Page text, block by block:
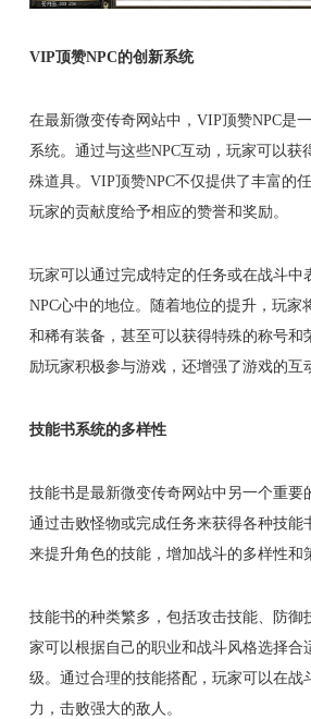
VIP顶赞NPC的创新系统
在最新微变传奇网站中，VIP顶赞NPC是
系统。通过与这些NPC互动，玩家可以获
殊道具。VIP顶赞NPC不仅提供了丰富的
玩家的贡献度给予相应的赞誉和奖励。
玩家可以通过完成特定的任务或在战斗中
NPC心中的地位。随着地位的提升，玩家
和稀有装备，甚至可以获得特殊的称号和
励玩家积极参与游戏，还增强了游戏的互
技能书系统的多样性
技能书是最新微变传奇网站中另一个重要
通过击败怪物或完成任务来获得各种技能
来提升角色的技能，增加战斗的多样性和
技能书的种类繁多，包括攻击技能、防御
家可以根据自己的职业和战斗风格选择合
级。通过合理的技能搭配，玩家可以在战
力，击败强大的敌人。